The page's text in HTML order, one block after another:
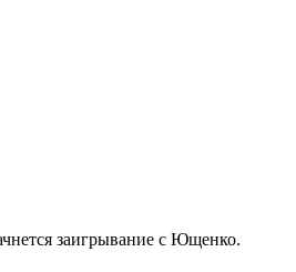
заигрывание с Ющенко.